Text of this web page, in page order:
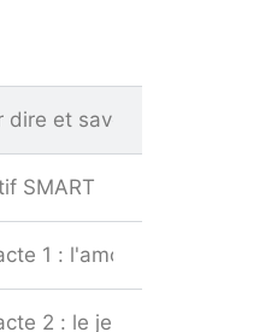
et savoir être
SMART
1 : l'amour
2 : le jeu